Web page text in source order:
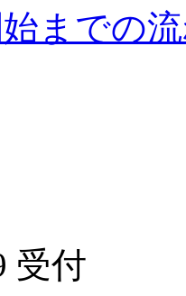
までの